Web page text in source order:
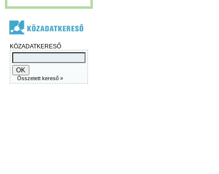
KÖZADATKERESŐ
Összetett kereső »